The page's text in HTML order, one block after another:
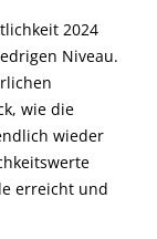
2024
Niveau.
wie die
wieder
erreicht und